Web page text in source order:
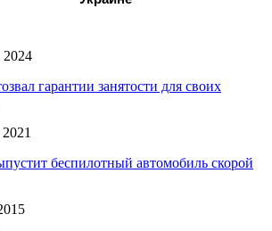
гарантии занятости для своих
беспилотный автомобиль скорой